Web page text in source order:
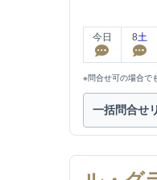
今日 8土
※問合せ可の場合で
一括問合せ